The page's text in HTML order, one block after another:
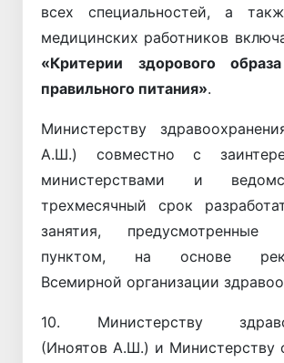
всех специальностей, а
медицинских работников
«Критерии здорового
правильного питания».
Министерству
А.Ш.) совместно с
министерствами и
трехмесячный срок
занятия, предусмотренные
пунктом, на основе
Всемирной организации
10. Министерству
(Иноятов А.Ш.) и Министерству